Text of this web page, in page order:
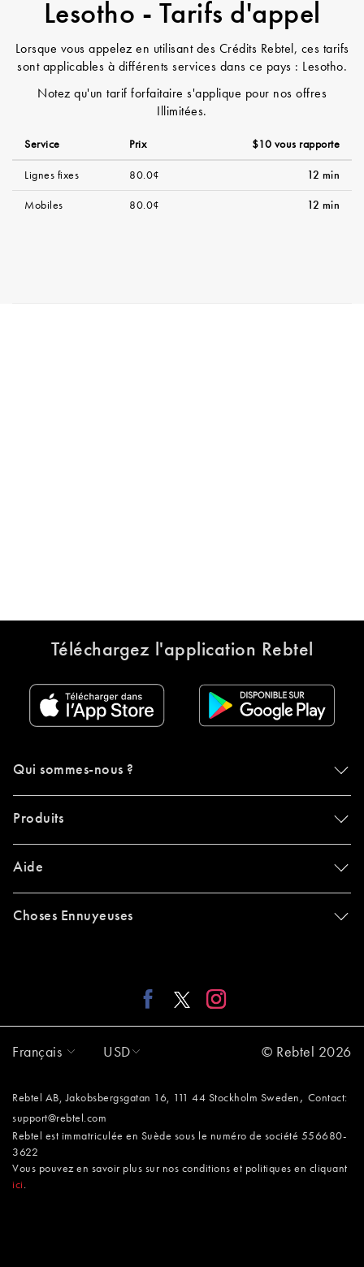
Lesotho - Tarifs d'appel
Lorsque vous appelez en utilisant des Crédits Rebtel, ces tarifs
sont applicables à différents services dans ce pays : Lesotho.
Notez qu'un tarif forfaitaire s'applique pour nos offres
Illimitées.
Service Prix $10 vous rapporte
Lignes fixes 80.0¢ 12 min
Mobiles 80.0¢ 12 min
Téléchargez l'application Rebtel
Qui sommes-nous ?
Produits
Aide
Choses Ennuyeuses
Français USD © Rebtel 2026
Rebtel AB, Jakobsbergsgatan 16, 111 44 Stockholm Sweden , Contact:
support@rebtel.com
Rebtel est immatriculée en Suède sous le numéro de société 556680-
3622
Vous pouvez en savoir plus sur nos conditions et politiques en cliquant
ici .